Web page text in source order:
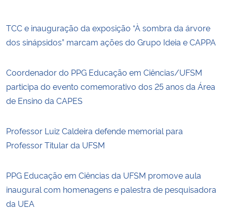
TCC e inauguração da exposição “À sombra da árvore
dos sinápsidos” marcam ações do Grupo Ideia e CAPPA
Coordenador do PPG Educação em Ciências/UFSM
participa do evento comemorativo dos 25 anos da Área
de Ensino da CAPES
Professor Luiz Caldeira defende memorial para
Professor Titular da UFSM
PPG Educação em Ciências da UFSM promove aula
inaugural com homenagens e palestra de pesquisadora
da UEA